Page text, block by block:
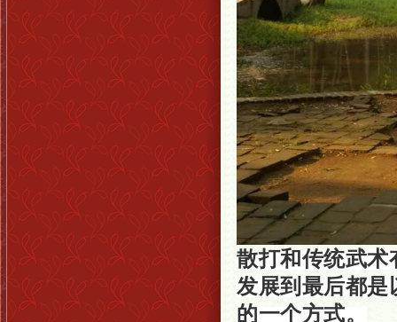
散打和传统武术
发展到最后都是
的一个方式。